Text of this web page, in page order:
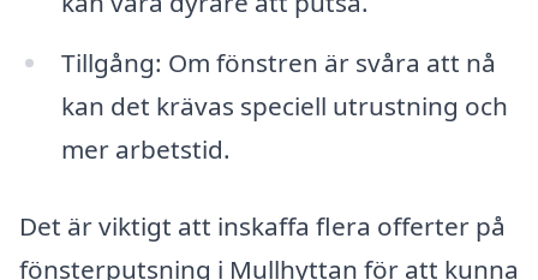
Tillgång: Om fönstren är svåra att nå
kan det krävas speciell utrustning och
mer arbetstid.
Det är viktigt att inskaffa flera offerter på
fönsterputsning i Mullhyttan för att kunna